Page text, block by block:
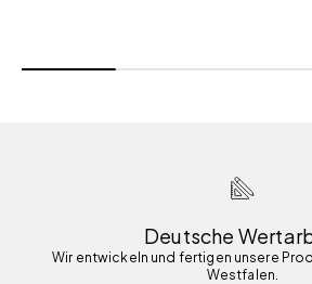
Deutsche
Wir entwickeln und fertigen unsere
Westfalen.